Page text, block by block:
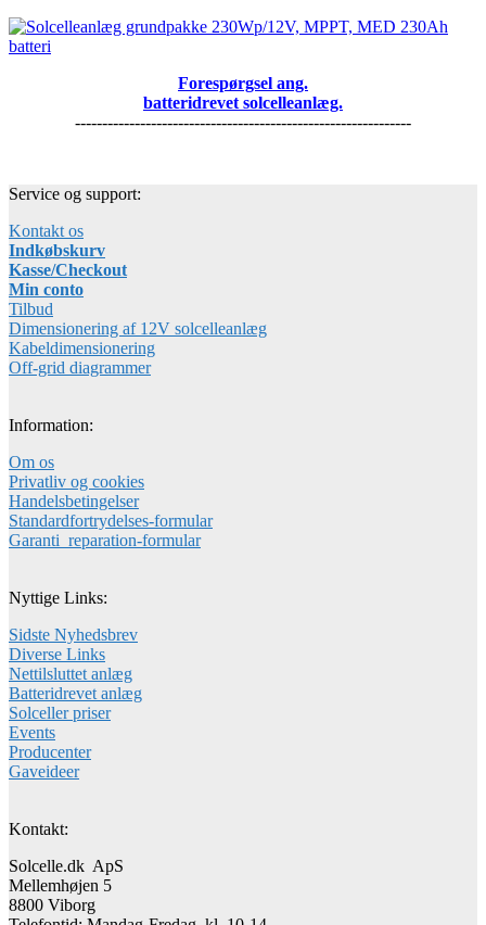
Forespørgsel ang.
batteridrevet solcelleanlæg.
--------------------------------------------------------------
Service og support:
Kontakt os
Indkøbskurv
Kasse/Checkout
Min conto
Tilbud
Dimensionering af 12V solcelleanlæg
Kabeldimensionering
Off-grid diagrammer
Information:
Om os
Privatliv og cookies
Handelsbetingelser
Standardfortrydelses-formular
Garanti_reparation-formular
Nyttige Links:
Sidste Nyhedsbrev
Diverse Links
Nettilsluttet anlæg
Batteridrevet anlæg
Solceller priser
Events
Producenter
Gaveideer
Kontakt:
Solcelle.dk ApS
Mellemhøjen 5
8800 Viborg